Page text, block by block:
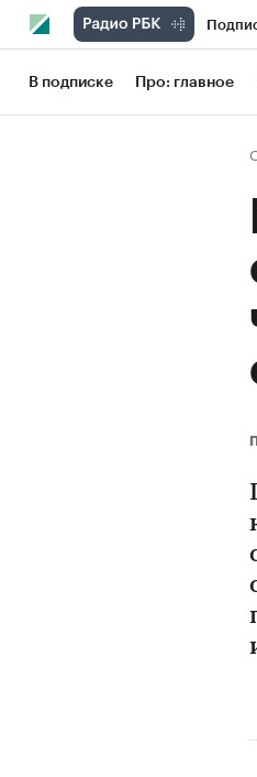
Рынок
В подписке Про: главное